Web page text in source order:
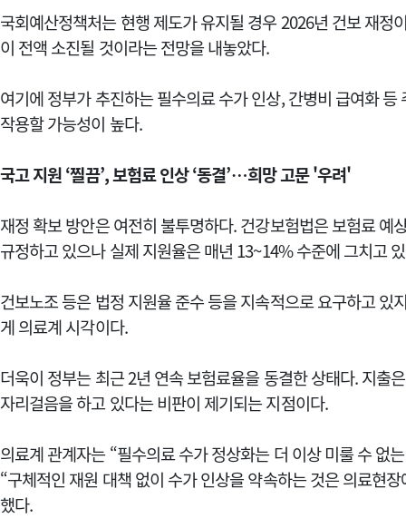
국회예산정책처는 현행 제도가 유지될 경우 2026년 건보 재정
이 전액 소진될 것이라는 전망을 내놓았다.
여기에 정부가 추진하는 필수의료 수가 인상, 간병비 급여화
작용할 가능성이 높다.
국고 지원 ‘찔끔’, 보험료 인상 ‘동결’…희망 고문 '우려'
재정 확보 방안은 여전히 불투명하다. 건강보험법은 보험료
규정하고 있으나 실제 지원율은 매년 13~14% 수준에 그치고
건보노조 등은 법정 지원율 준수 등을 지속적으로 요구하고 있
게 의료계 시각이다.
더욱이 정부는 최근 2년 연속 보험료율을 동결한 상태다. 지출
자리걸음을 하고 있다는 비판이 제기되는 지점이다.
의료계 관계자는 “필수의료 수가 정상화는 더 이상 미룰 수 없
“구체적인 재원 대책 없이 수가 인상을 약속하는 것은 의료현
했다.